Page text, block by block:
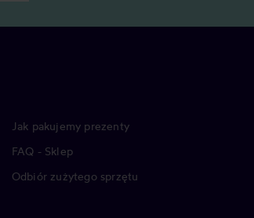
Jak pakujemy prezenty
FAQ - Sklep
Odbiór zużytego sprzętu